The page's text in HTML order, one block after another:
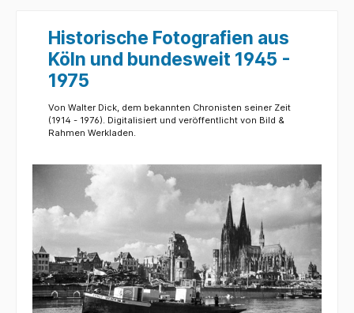
Historische Fotografien aus
Köln und bundesweit 1945 -
1975
Von Walter Dick, dem bekannten Chronisten seiner Zeit
(1914 - 1976). Digitalisiert und veröffentlicht von Bild &
Rahmen Werkladen.
Slider überspringen